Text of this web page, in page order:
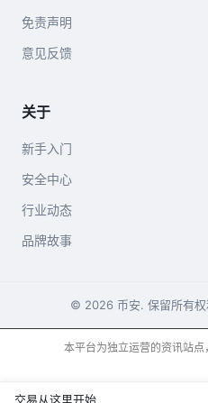
免责声明
意见反馈
关于
新手入门
安全中心
行业动态
品牌故事
© 2026 币安. 保留所有权
本平台为独立运营的资讯站点
交易从这里开始